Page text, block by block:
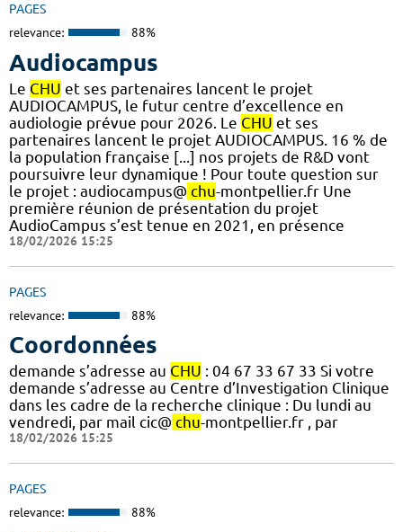
PAGES
relevance: 88%
Audiocampus
Le CHU et ses partenaires lancent le projet
AUDIOCAMPUS, le futur centre d’excellence en
audiologie prévue pour 2026. Le CHU et ses
partenaires lancent le projet AUDIOCAMPUS. 16 % de
la population française [...] nos projets de R&D vont
poursuivre leur dynamique ! Pour toute question sur
le projet : audiocampus@ chu-montpellier.fr Une
première réunion de présentation du projet
AudioCampus s’est tenue en 2021, en présence
18/02/2026 15:25
PAGES
relevance: 88%
Coordonnées
demande s’adresse au CHU : 04 67 33 67 33 Si votre
demande s’adresse au Centre d’Investigation Clinique
dans les cadre de la recherche clinique : Du lundi au
vendredi, par mail cic@ chu-montpellier.fr , par
18/02/2026 15:25
PAGES
relevance: 88%